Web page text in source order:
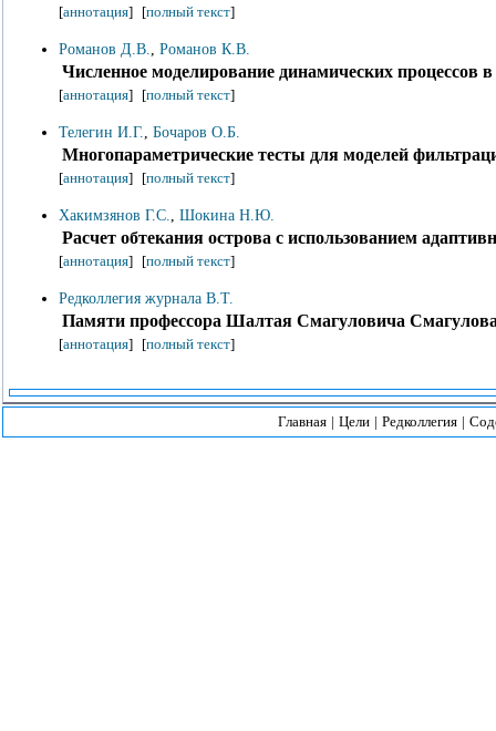
[аннотация] [полный текст]
Романов Д.В., Романов К.В.
Численное моделирование динамических процессов
[аннотация] [полный текст]
Телегин И.Г., Бочаров О.Б.
Многопараметрические тесты для моделей
[аннотация] [полный текст]
Хакимзянов Г.С., Шокина Н.Ю.
Расчет обтекания острова с использованием
[аннотация] [полный текст]
Редколлегия журнала В.Т.
Памяти профессора Шалтая Смагуловича Смагулова
[аннотация] [полный текст]
Главная | Цели | Редколлегия |